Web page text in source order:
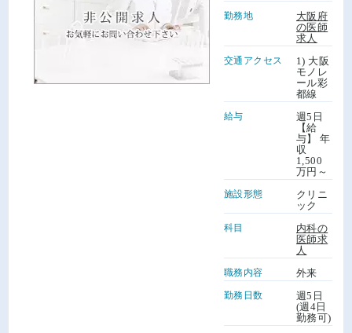
勤務地
大阪府
の医師
求人
交通アクセス
1) 大阪
モノレ
ール彩
都線
給与
週5日
【給
与】 年
収
1,500
万円～
施設形態
クリニ
ック
科目
内科の
医師求
人
職務内容 外来
勤務日数
週5日
(週4日
勤務可)